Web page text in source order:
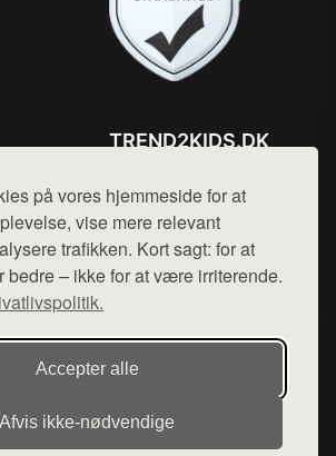
på vores hjemmeside for at
vise mere relevant
trafikken. Kort sagt: for at
bedre – ikke for at være irriterende.
Accepter alle
Afvis ikke‑nødvendige
TREND2KIDS.DK
Mail: hej@want.dk
Cookie- og privatlivspolitik
af want.dk, der udgiver en række
af forskellige produkter fra
sælges ikke varer fra denne side - vi
som sælger varen. Vi har heller ikke